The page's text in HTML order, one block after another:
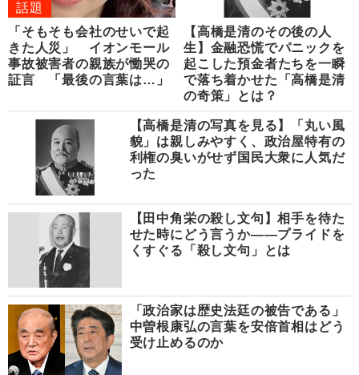
話題
「そもそも会社のせいで起
きた人災」 イオンモール
事故被害者の親族が慟哭の
証言 「最後の言葉は…」
【高橋是清のその後の人
生】金融恐慌でパニックを
起こした預金者たちを一瞬
で落ち着かせた「高橋是清
の奇策」とは？
【高橋是清の写真を見る】「丸い風
貌」は親しみやすく、政治屋特有の
利権の臭いがせず国民大衆に人気だ
った
【田中角栄の殺し文句】相手を待た
せた時にどう言うか――プライドを
くすぐる「殺し文句」とは
「政治家は歴史法廷の被告である」
中曽根康弘の言葉を安倍首相はどう
受け止めるのか